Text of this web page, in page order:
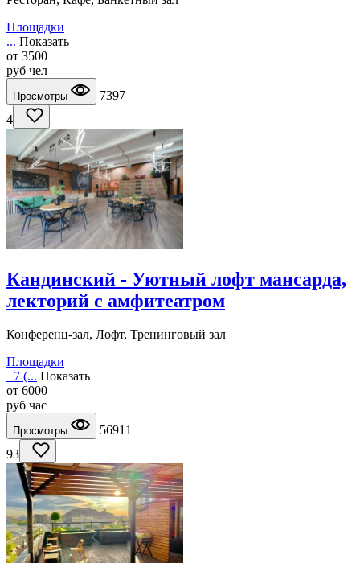
Площадки
... Показать
от 3500
руб чел
Просмотры
7397
4
Кандинский - Уютный лофт мансарда,
лекторий с амфитеатром
Конференц-зал, Лофт, Тренинговый зал
Площадки
+7 (... Показать
от 6000
руб час
Просмотры
56911
93